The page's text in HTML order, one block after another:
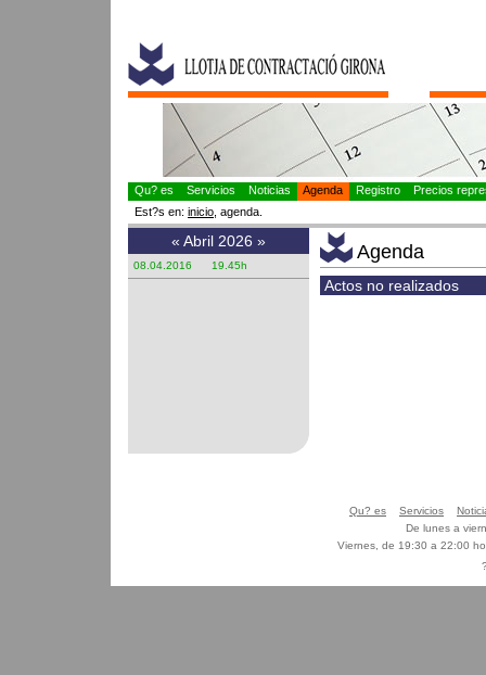
Qu? es Servicios Noticias Agenda Registro
Precios
Est?s en: inicio , agenda.
« Abril 2026 »
08.04.2016 19.45h
Agenda
Actos no realizados
Qu? es Servicios
De lunes a
Viernes, de 19:30 a 22:00